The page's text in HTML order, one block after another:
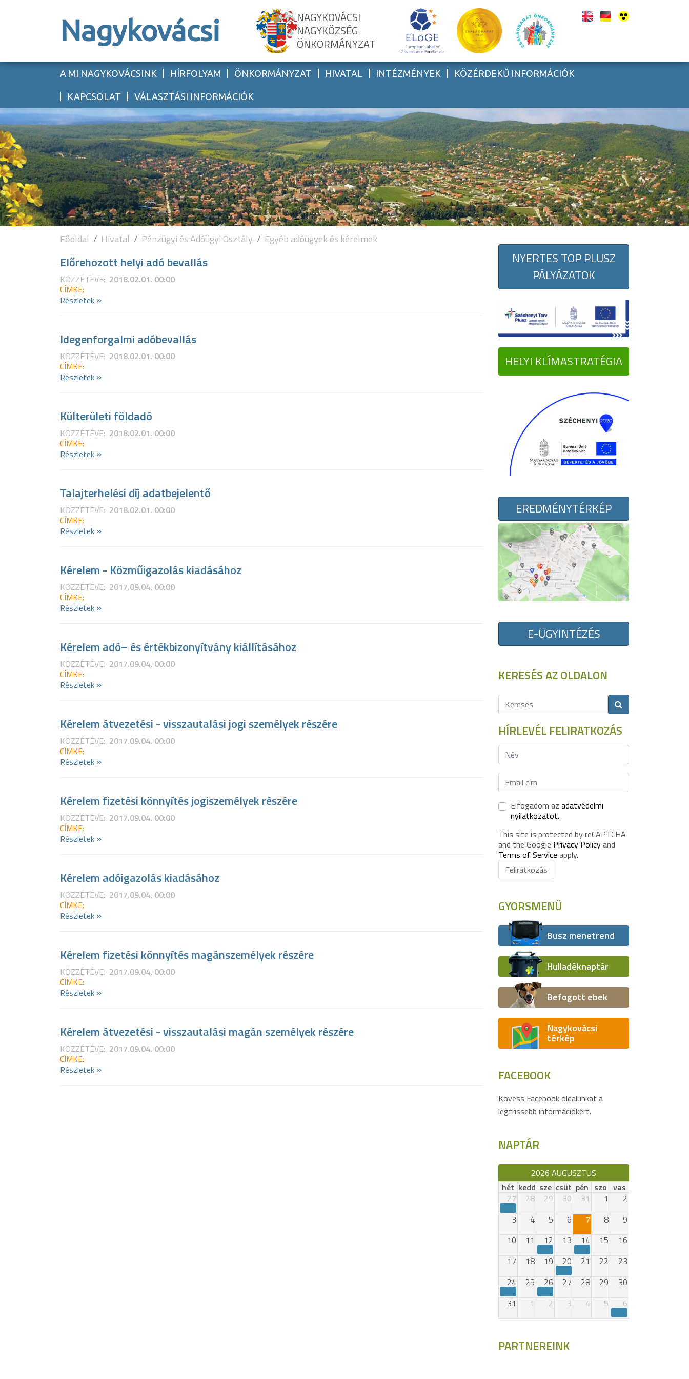
Nagykovácsi
NAGYKOVÁCSI
NAGYKÖZSÉG
ÖNKORMÁNYZAT
A MI NAGYKOVÁCSINK HÍRFOLYAM ÖNKORMÁNYZAT HIVATAL INTÉZMÉNYEK KÖZÉRDEKŰ INFORMÁCIÓK
KAPCSOLAT VÁLASZTÁSI INFORMÁCIÓK
Főoldal Hivatal Pénzügyi és Adóügyi Osztály Egyéb adóügyek és kérelmek
Előrehozott helyi adó bevallás
KÖZZÉTÉVE: 2018.02.01. 00:00
CÍMKE:
Részletek »
Idegenforgalmi adóbevallás
KÖZZÉTÉVE: 2018.02.01. 00:00
CÍMKE:
Részletek »
Külterületi földadó
KÖZZÉTÉVE: 2018.02.01. 00:00
CÍMKE:
Részletek »
Talajterhelési díj adatbejelentő
KÖZZÉTÉVE: 2018.02.01. 00:00
CÍMKE:
Részletek »
Kérelem - Közműigazolás kiadásához
KÖZZÉTÉVE: 2017.09.04. 00:00
CÍMKE:
Részletek »
Kérelem adó– és értékbizonyítvány kiállításához
KÖZZÉTÉVE: 2017.09.04. 00:00
CÍMKE:
Részletek »
Kérelem átvezetési - visszautalási jogi személyek részére
KÖZZÉTÉVE: 2017.09.04. 00:00
CÍMKE:
Részletek »
Kérelem fizetési könnyítés jogiszemélyek részére
KÖZZÉTÉVE: 2017.09.04. 00:00
CÍMKE:
Részletek »
Kérelem adóigazolás kiadásához
KÖZZÉTÉVE: 2017.09.04. 00:00
CÍMKE:
Részletek »
Kérelem fizetési könnyítés magánszemélyek részére
KÖZZÉTÉVE: 2017.09.04. 00:00
CÍMKE:
Részletek »
Kérelem átvezetési - visszautalási magán személyek részére
KÖZZÉTÉVE: 2017.09.04. 00:00
CÍMKE:
Részletek »
NYERTES TOP PLUSZ
PÁLYÁZATOK
HELYI KLÍMASTRATÉGIA
EREDMÉNYTÉRKÉP
E-ÜGYINTÉZÉS
KERESÉS AZ OLDALON
HÍRLEVÉL FELIRATKOZÁS
Elfogadom az adatvédelmi
nyilatkozatot.
This site is protected by reCAPTCHA
and the Google Privacy Policyand
Terms of Service apply.
Feliratkozás
GYORSMENÜ
Busz menetrend
Hulladéknaptár
Befogott ebek
Nagykovácsi
térkép
FACEBOOK
Kövess Facebook oldalunkat a
legfrissebb információkért.
NAPTÁR
2026 AUGUSZTUS
hét kedd sze csüt pén szo vas
27
28 29 30 31 1
2
3
4 5 6 7 8
9
10
11 12 13 14 15
16
17
18 19 20 21 22
23
24
25 26 27 28 29
30
31
1 2 3 4 5 6
PARTNEREINK